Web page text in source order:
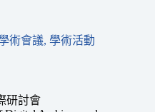
術會議, 學術活動
研討會